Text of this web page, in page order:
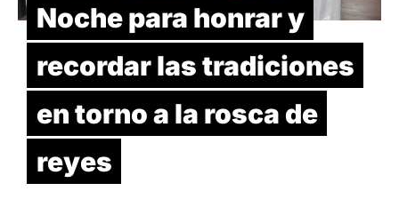
Noche para honrar y
recordar las tradiciones
en torno a la rosca de
reyes